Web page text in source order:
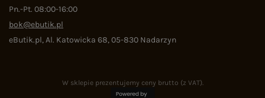
Pn.-Pt. 08:00-16:00
bok@ebutik.pl
eButik.pl,Al. Katowicka 68,05-830 Nadarzyn
W sklepie prezentujemy ceny brutto (z VAT).